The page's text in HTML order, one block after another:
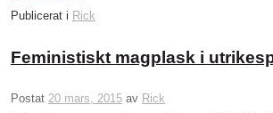
Publicerat i Rick
Feministiskt magplask i
Postat 20 mars, 2015 av Rick